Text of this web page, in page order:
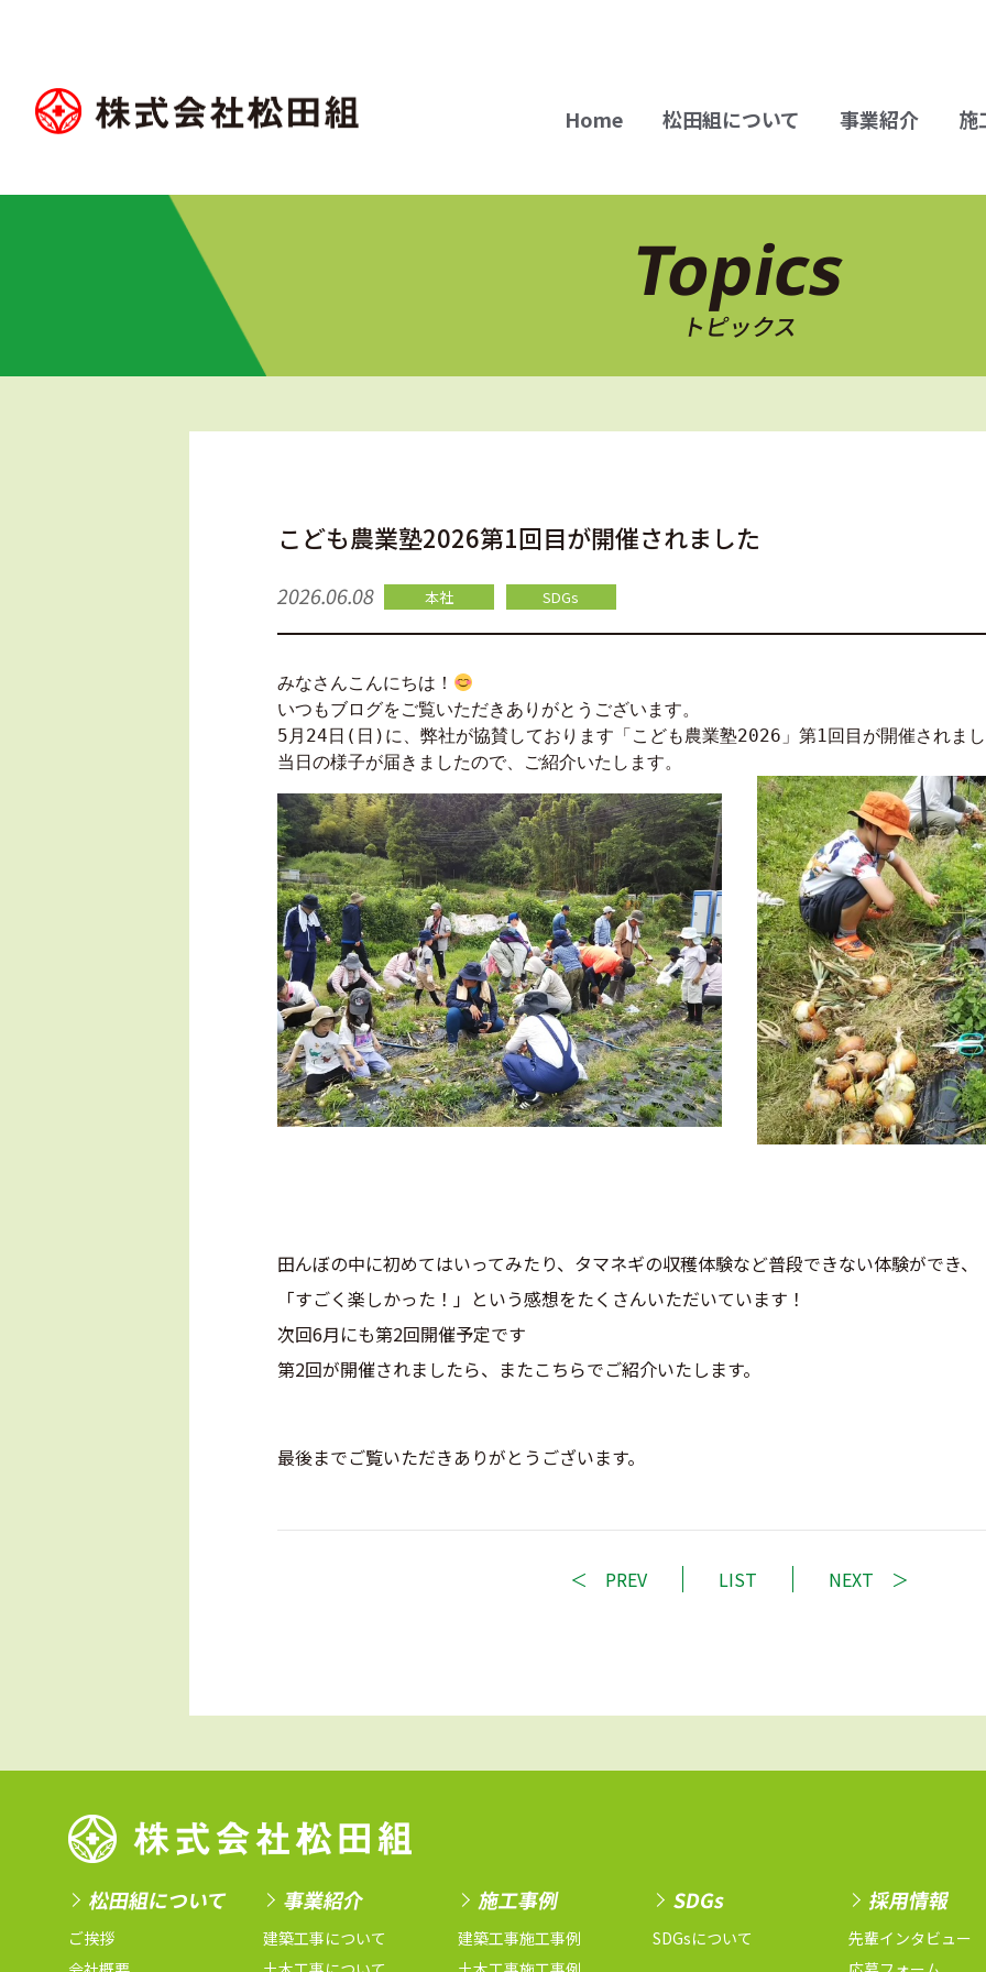
Home 松田組について 事業紹介 施
Topics
トピックス
こども農業塾2026第1回目が開催されました
2026.06.08 本社 SDGs
みなさんこんにちは！
いつもブログをご覧いただきありがとうございます。
5月24日(日)に、弊社が協賛しております「こども農業塾2026」第1回目が開催されま
当日の様子が届きましたので、ご紹介いたします。
田んぼの中に初めてはいってみたり、タマネギの収穫体験など普段できない体験ができ、
「すごく楽しかった！」という感想をたくさんいただいています！
次回6月にも第2回開催予定です
第2回が開催されましたら、またこちらでご紹介いたします。
最後までご覧いただきありがとうございます。
PREV LIST NEXT
松田組について
ご挨拶
事業紹介
建築工事について
施工事例
建築工事施工事例
SDGs
SDGsについて
採用情報
先輩インタビュー